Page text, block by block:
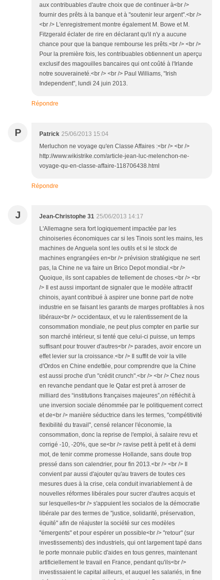
aux contribuables d'autre choix que de continuer à<br />
fournir des prêts à la banque et à "soutenir leur argent".<br />
<br /> L'enregistrement montre également M. Bowe et M.
Fitzgerald éclater de rire en déclarant qu'il n'y a aucune
chance pour que la banque rembourse les prêts.<br /> <br />
Pour la première fois, les contribuables obtiennent un aperçu
exclusif des magouilles bancaires qui ont coûté à l'Irlande
notre souveraineté.<br /> <br /> Paul Williams, "Irish
Independent", lundi 24 juin 2013.
Répondre
P Patrick 25/06/2013 15:04
Merluchon ne voyage qu'en Classe Affaires :<br /> <br />
http://www.wikistrike.com/article-jean-luc-melenchon-ne-
voyage-qu-en-classe-affaire-118706438.html
Répondre
J Jean-Christophe 31 25/06/2013 14:17
L'Allemagne sera fort logiquement impactée par les
chinoiseries économiques car si les Tinois sont les mains, les
machines de Anguela sont les outils et si le stock de
machines engrangées en<br /> prévision stratégique ne sert
pas, la Chine ne va faire un Brico Depot mondial.<br />
Quoique, ils sont capables de tellement de choses.<br /> <br
/> Il est aussi important de signaler que le modèle attractif
chinois, ayant contribué à aspirer une bonne part de notre
industrie en se faisant les garants de marges profitables à nos
libéraux<br /> occidentaux, et vu le ralentissement de la
consommation mondiale, ne peut plus compter en partie sur
son marché intérieur, si tenté que celui-ci puisse, un temps
suffisant pour trouver d'autres<br /> parades, avoir encore un
effet levier sur la croissance.<br /> Il suffit de voir la ville
d'Ordos en Chine endettée, pour comprendre que la Chine
est aussi proche d'un "crédit crunch".<br /> <br /> Chez nous
en revanche pendant que le Qatar est pret à arroser de
milliard des “institutions françaises majeures”,on réfléchit à
une inversion sociale dénommée par le politiquement correct
et de<br /> manière séductrice dans les termes, "compétitivité
flexibilité du travail", censé relancer l'économie, la
consommation, donc la reprise de l'emploi, à salaire revu et
corrigé -10, -20%, que se<br /> ravise petit à petit et à demi
mot, de tenir comme promesse Hollande, sans doute trop
pressé dans son calendrier, pour fin 2013.<br /> <br /> Il
convient par aussi d'ajouter qu'au travers de toutes ces
mesures dues à la crise, cela conduit invariablement à de
nouvelles réformes libérales pour sucrer d'autres acquis et
sur lesquelles<br /> s'appuient les socialos de la démocratie
libérale par des termes de "justice, solidarité, préservation,
équité" afin de réajuster la société sur ces modèles
"émergents" et pour espérer un possible<br /> "retour" (sur
investissements) des industriels, qui ont largement tapé dans
le porte monnaie public d'aides en tous genres, maintenant
artificiellement le travail en France, pendant qu'ils<br />
investissaient le capital ailleurs, et auquel les salariés, in fine